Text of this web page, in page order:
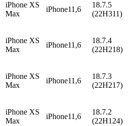
iPhone XS
Max
iPhone11,6
18.7.5
(22H311)
iPhone XS
Max
iPhone11,6
18.7.4
(22H218)
iPhone XS
Max
iPhone11,6
18.7.3
(22H217)
iPhone XS
Max
iPhone11,6
18.7.2
(22H124)